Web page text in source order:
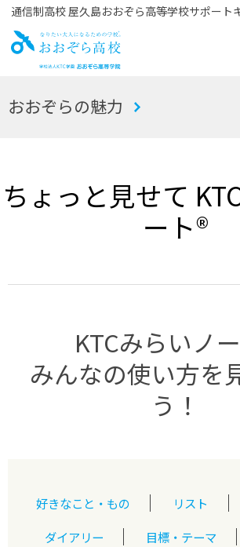
通信制高校 屋久島おおぞら高等学校サポート
お
おおぞらの魅力
ちょっと見せて
ート®
KTCみらいノ
みんなの使い方を
う！
好きなこと・もの リスト
ダイアリー
目標・テーマ